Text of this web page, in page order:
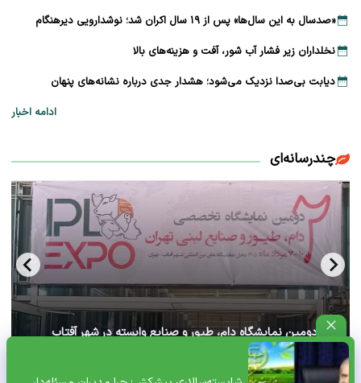
«صدسال به این سال‌ها» پس از ۱۹ سال اکران شد؛ نوشدارویی دیرهنگام
نخلداران زیر فشار آب شور، آفت و هزینه‌های بالا
دیابت بی‌صدا نزدیک می‌شود؛ هشدار جدی درباره نشانه‌های پنهان
ادامه اخبار
چندرسانه‌ای
آغاز دومین نمایشگاه دام، طیور و صنایع وابسته در شهر آفتاب
تهران+ ویدئو